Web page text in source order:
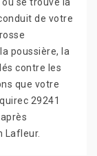
de votre
poussière, la
contre les
que votre
29241
Lafleur.